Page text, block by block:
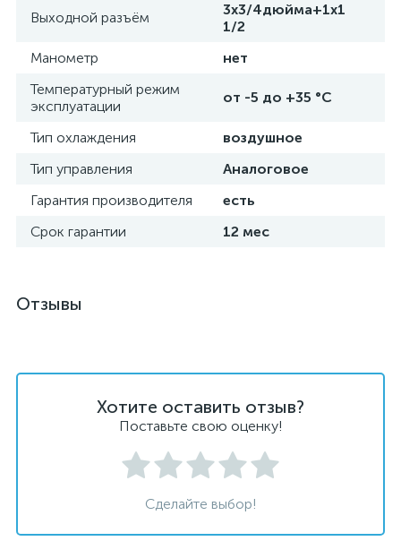
Выходной разъём
3х3/4дюйма+1х1
1/2
Манометр
нет
Температурный режим
эксплуатации
от -5 до +35 °C
Тип охлаждения
воздушное
Тип управления
Аналоговое
Гарантия производителя
есть
Срок гарантии
12 мес
Отзывы
Хотите оставить отзыв?
Поставьте свою оценку!
Сделайте выбор!